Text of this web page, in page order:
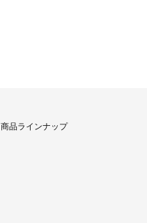
商品ラインナップ